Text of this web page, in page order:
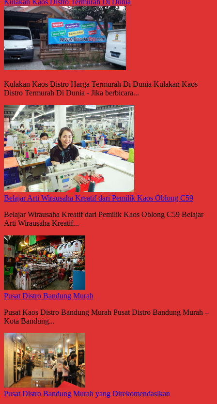
Kulakan Kaos Distro Termurah Di Dunia
Kulakan Kaos Distro Harga Termurah Di Dunia Kulakan Kaos
Distro Termurah Di Dunia - Jika berbicara...
Belajar Arti Wirausaha Kreatif dari Pemilik Kaos Oblong C59
Belajar Wirausaha Kreatif dari Pemilik Kaos Oblong C59 Belajar
Arti Wirausaha Kreatif...
Pusat Distro Bandung Murah
Pusat Kaos Distro Bandung Murah Pusat Distro Bandung Murah –
Kota Bandung...
Pusat Distro Bandung Murah yang Direkomendasikan